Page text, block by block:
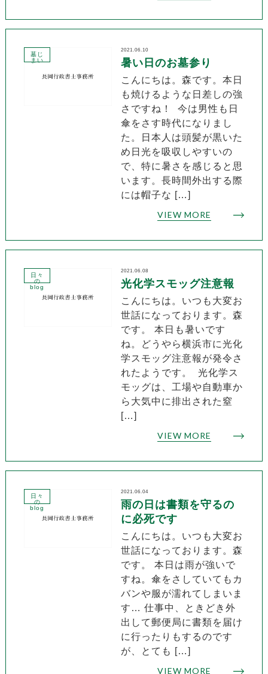
墓じ
まい
2021.06.10
暑い日のお墓参り
こんにちは。森です。本日
も焼けるような日差しの強
さですね！ 今は男性も日
傘をさす時代になりまし
た。日本人は頭髪が黒いた
め日光を吸収しやすいの
で、特に暑さを感じると思
います。長時間外出する際
には帽子な […]
VIEW MORE
日々
の
blog
2021.06.08
光化学スモッグ注意報
こんにちは。いつも大変お
世話になっております。森
です。 本日も暑いです
ね。どうやら横浜市に光化
学スモッグ注意報が発令さ
れたようです。 光化学ス
モッグは、工場や自動車か
ら大気中に排出された窒
[…]
VIEW MORE
日々
の
blog
2021.06.04
雨の日は書類を守るの
に必死です
こんにちは。いつも大変お
世話になっております。森
です。 本日は雨が強いで
すね。傘をさしていてもカ
バンや服が濡れてしまいま
す… 仕事中、ときどき外
出して郵便局に書類を届け
に行ったりもするのです
が、とても […]
VIEW MORE